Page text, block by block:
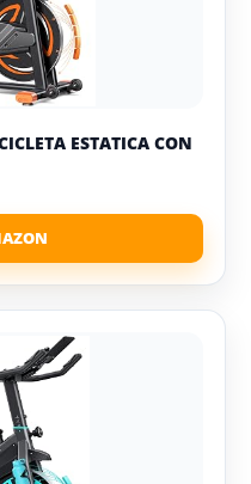
ESTATICA CON